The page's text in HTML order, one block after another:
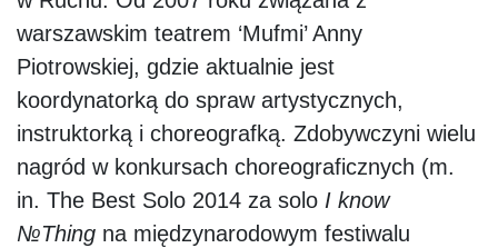
warszawskim teatrem ‘Mufmi’ Anny
Piotrowskiej, gdzie aktualnie jest
koordynatorką do spraw artystycznych,
instruktorką i choreografką. Zdobywczyni wielu
nagród w konkursach choreograficznych (m.
in. The Best Solo 2014 za solo I know
№Thing na międzynarodowym festiwalu